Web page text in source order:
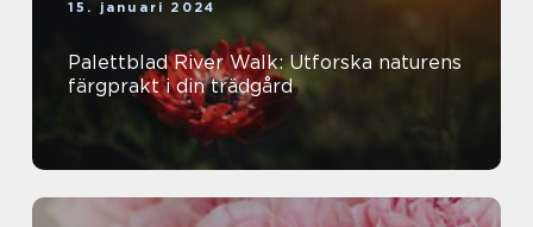
15. januari 2024
Palettblad River Walk: Utforska naturens
färgprakt i din trädgård